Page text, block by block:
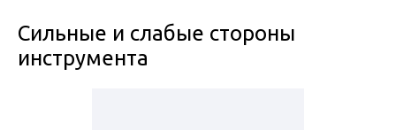
Сильные и слабые стороны
инструмента